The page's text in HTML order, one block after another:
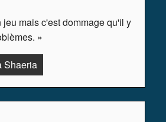
mais c'est dommage qu'il y
»
Shaeria